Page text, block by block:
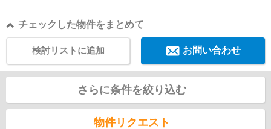
チェックした物件をまとめて
お問い合わせ
検討リストに追加
さらに条件を絞り込む
物件リクエスト